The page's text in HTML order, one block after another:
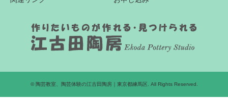
© 陶芸教室、陶芸体験の江古田陶房｜東京都練馬区. All Rights Reserved.